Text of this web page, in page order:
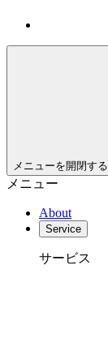
メニューを開閉する
メニュー
About
Service
サービス